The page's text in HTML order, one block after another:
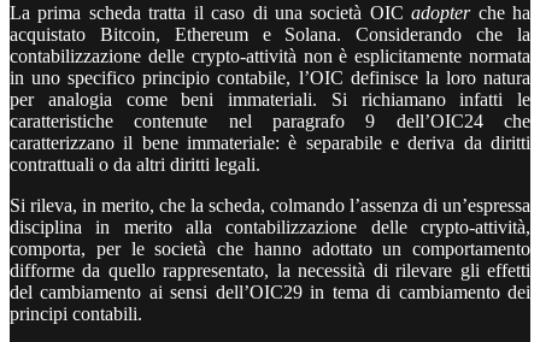
La prima scheda tratta il caso di una società OICadopter che ha
acquistato Bitcoin, Ethereum e Solana. Considerando che la
contabilizzazione delle crypto-attività non è esplicitamente normata
in uno specifico principio contabile, l’OIC definisce la loro natura
per analogia come beni immateriali. Si richiamano infatti le
caratteristiche contenute nel paragrafo 9 dell’OIC24 che
caratterizzano il bene immateriale: è separabile e deriva da diritti
contrattuali o da altri diritti legali.
Si rileva, in merito, che la scheda, colmando l’assenza di un’espressa
disciplina in merito alla contabilizzazione delle crypto-attività,
comporta, per le società che hanno adottato un comportamento
difforme da quello rappresentato, la necessità di rilevare gli effetti
del cambiamento ai sensi dell’OIC29 in tema di cambiamento dei
principi contabili.